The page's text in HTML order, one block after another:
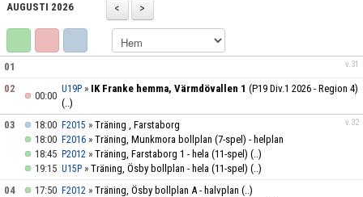
KONTAKT
MATCHER
RÖDA TRÅDEN
DOKUMENT
GURRAHJÄRTAT
AUGUSTI 2026
v.31
01
02
00:00
U19P » IK Franke hemma, Värmdövallen 1 (P19 Div.1 2026 - Region 4)
(..)
v.32
03 18:00 F2015 » Träning , Farstaborg
18:00 F2016 » Träning, Munkmora bollplan (7-spel) - helplan
18:45 P2012 » Träning, Farstaborg 1 - hela (11-spel) (..)
19:15 U15P » Träning, Ösby bollplan - hela (11-spel) (..)
04
17:50 F2012 » Träning, Ösby bollplan A - halvplan (..)